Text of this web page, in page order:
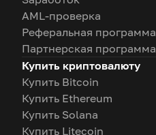
AML-проверка
Реферальная программа
Партнерская программа
Купить криптовалюту
Купить Bitcoin
Купить Ethereum
Купить Solana
Купить Litecoin